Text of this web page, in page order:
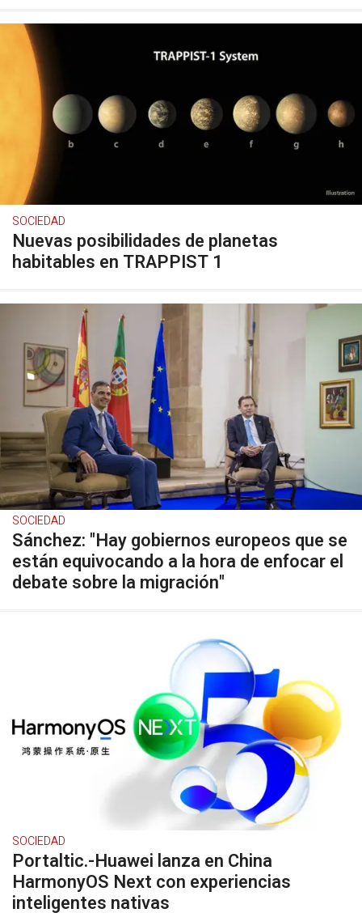
SOCIEDAD
Nuevas posibilidades de planetas
habitables en TRAPPIST 1
SOCIEDAD
Sánchez: "Hay gobiernos europeos que se
están equivocando a la hora de enfocar el
debate sobre la migración"
SOCIEDAD
Portaltic.-Huawei lanza en China
HarmonyOS Next con experiencias
inteligentes nativas